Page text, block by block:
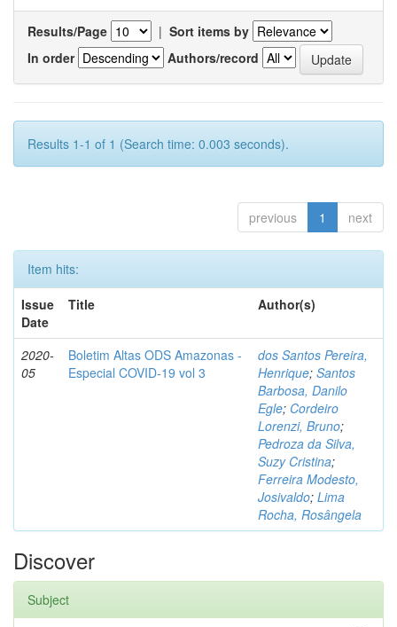
Results/Page | Sort items by
In order
Authors/record
Results 1-1 of 1 (Search time: 0.003 seconds).
previous 1 next
Item hits:
Issue
Date
Title Author(s)
2020-
05
Boletim Altas ODS Amazonas -
Especial COVID-19 vol 3
dos Santos Pereira,
Henrique; Santos
Barbosa, Danilo
Egle; Cordeiro
Lorenzi, Bruno;
Pedroza da Silva,
Suzy Cristina;
Ferreira Modesto,
Josivaldo; Lima
Rocha, Rosângela
Discover
Subject